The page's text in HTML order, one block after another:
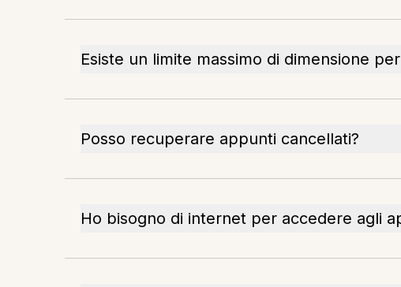
Esiste un limite massimo di dimensione
Posso recuperare appunti cancellati?
Ho bisogno di internet per accedere agli